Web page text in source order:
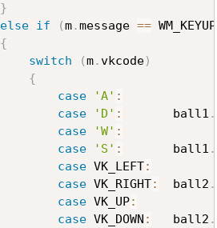
}
else if (m.message ==
{
switch
(m.vkcode)
{
case
'A' :
case
'D' :
		ball1
.
case
'W' :
case
'S' :
		ball1
.
case VK_LEFT:
case VK_RIGHT:
	ball2
.
case VK_UP:
case VK_DOWN :
	ball2
.